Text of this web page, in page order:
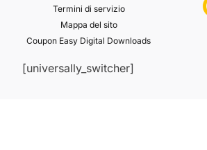
Termini di servizio
Mappa del sito
Coupon Easy Digital Downloads
[universally_switcher]